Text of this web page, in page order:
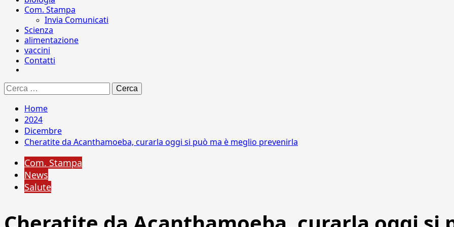
Com. Stampa
Invia Comunicati
Scienza
alimentazione
vaccini
Contatti
Ricerca
per:
Home
2024
Dicembre
Cheratite da Acanthamoeba, curarla oggi si può ma è meglio prevenirla
Com. Stampa
News
Salute